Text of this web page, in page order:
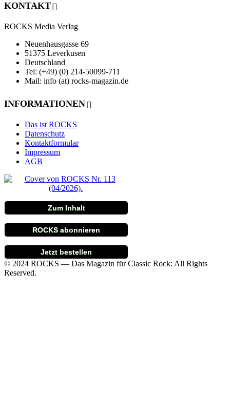
KONTAKT
ROCKS Media Verlag
Neuenhausgasse 69
51375 Leverkusen
Deutschland
Tel: (+49) (0) 214-50099-711
Mail: info (at) rocks-magazin.de
INFORMATIONEN
Das ist ROCKS
Datenschutz
Kontaktformular
Impressum
AGB
Zum Inhalt
ROCKS abonnieren
Jetzt bestellen
© 2024 ROCKS — Das Magazin für Classic Rock: All Rights
Reserved.